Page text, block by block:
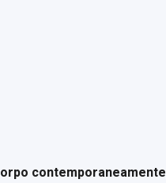
contemporaneamente